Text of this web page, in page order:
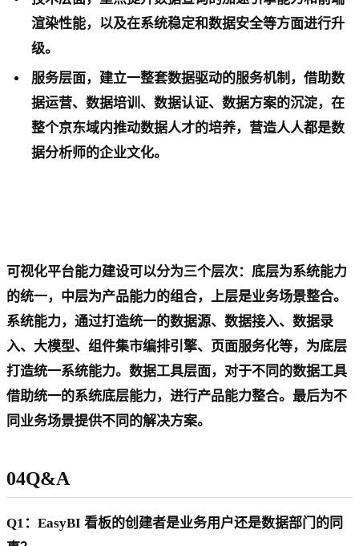
渲染性能，以及在系统稳定和数据安全等方面进行升
级。
服务层面，建立一整套数据驱动的服务机制，借助数
据运营、数据培训、数据认证、数据方案的沉淀，在
整个京东域内推动数据人才的培养，营造人人都是数
据分析师的企业文化。
可视化平台能力建设可以分为三个层次：底层为系统能力
的统一，中层为产品能力的组合，上层是业务场景整合。
系统能力，通过打造统一的数据源、数据接入、数据录
入、大模型、组件集市编排引擎、页面服务化等，为底层
打造统一系统能力。数据工具层面，对于不同的数据工具
借助统一的系统底层能力，进行产品能力整合。最后为不
同业务场景提供不同的解决方案。
04Q&A
Q1：EasyBI 看板的创建者是业务用户还是数据部门的同